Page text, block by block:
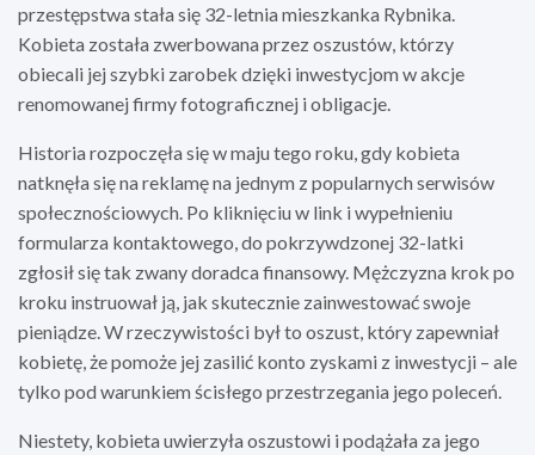
przestępstwa stała się 32-letnia mieszkanka Rybnika.
Kobieta została zwerbowana przez oszustów, którzy
obiecali jej szybki zarobek dzięki inwestycjom w akcje
renomowanej firmy fotograficznej i obligacje.
Historia rozpoczęła się w maju tego roku, gdy kobieta
natknęła się na reklamę na jednym z popularnych serwisów
społecznościowych. Po kliknięciu w link i wypełnieniu
formularza kontaktowego, do pokrzywdzonej 32-latki
zgłosił się tak zwany doradca finansowy. Mężczyzna krok po
kroku instruował ją, jak skutecznie zainwestować swoje
pieniądze. W rzeczywistości był to oszust, który zapewniał
kobietę, że pomoże jej zasilić konto zyskami z inwestycji – ale
tylko pod warunkiem ścisłego przestrzegania jego poleceń.
Niestety, kobieta uwierzyła oszustowi i podążała za jego